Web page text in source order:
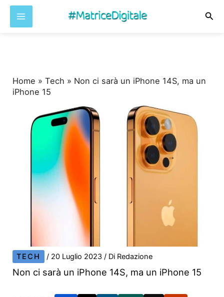
Home »Tech » Non ci sarà un iPhone 14S, ma un
iPhone 15
TECH / 20 Luglio 2023/ Di Redazione
Non ci sarà un iPhone 14S, ma un iPhone 15